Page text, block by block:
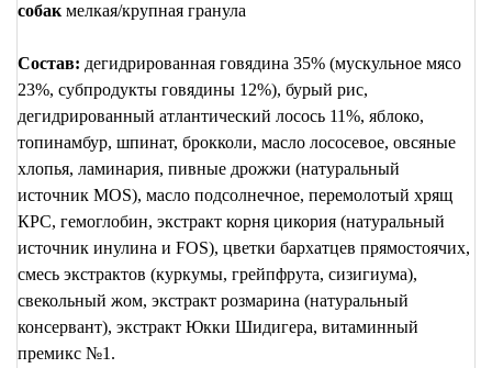
собак мелкая/крупная гранула
Состав: дегидрированная говядина 35% (мускульное мясо
23%, субпродукты говядины 12%), бурый рис,
дегидрированный атлантический лосось 11%, яблоко,
топинамбур, шпинат, брокколи, масло лососевое, овсяные
хлопья, ламинария, пивные дрожжи (натуральный
источник MOS), масло подсолнечное, перемолотый хрящ
КРС, гемоглобин, экстракт корня цикория (натуральный
источник инулина и FOS), цветки бархатцев прямостоячих,
смесь экстрактов (куркумы, грейпфрута, сизигиума),
свекольный жом, экстракт розмарина (натуральный
консервант), экстракт Юкки Шидигера, витаминный
премикс №1.